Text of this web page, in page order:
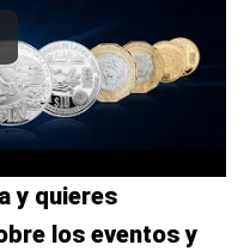
y quieres
los eventos y